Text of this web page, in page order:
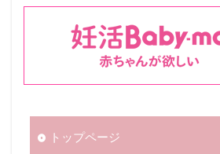
トップページ